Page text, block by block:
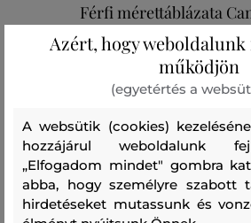
Férfi mérettáblázata
MELLKAS [B]
DERÉK [C]
S 86-94 74-82
M 94-98 82-86
Azért, hogy
működjön
(egyetértés a
A websütik (cookies)
hozzájárul weboldalunk
„Elfogadom mindet" gombra
abba, hogy személyre szabott
hirdetéseket mutassunk és